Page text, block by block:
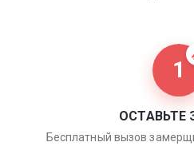
1
ОСТАВЬТЕ
Бесплатный вызов